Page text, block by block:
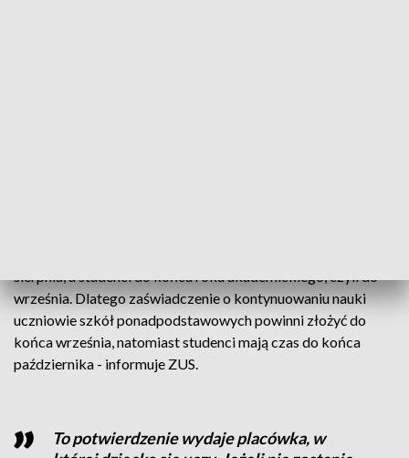
sierpnia, a studenci do końca roku akademickiego, czyli do
września. Dlatego zaświadczenie o kontynuowaniu nauki
uczniowie szkół ponadpodstawowych powinni złożyć do
końca września, natomiast studenci mają czas do końca
października - informuje ZUS.
To potwierdzenie wydaje placówka, w